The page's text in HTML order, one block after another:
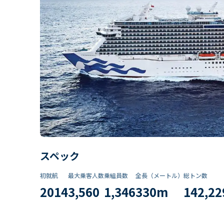
スペック
初就航
2014
最大乗客人数
3,560
乗組員数​
1,346
全長（メートル）
330m
総トン数​